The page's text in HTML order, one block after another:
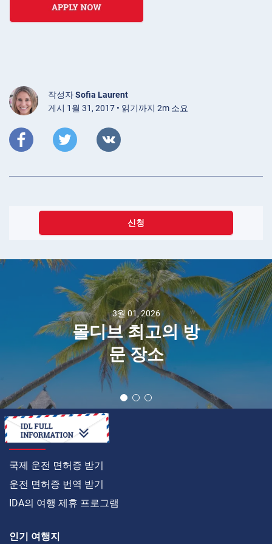
작성자Sofia Laurent
게시 1월 31, 2017 • 읽기까지 2m 소요
신청
3월 01, 2026
몰디브 최고의 방
문 장소
온라인으로
국제 운전 면허증 받기
운전 면허증 번역 받기
IDA의 여행 제휴 프로그램
인기 여행지